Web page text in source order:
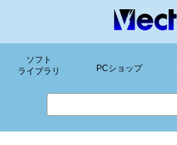
ソフト
ライブラリ
PCショップ